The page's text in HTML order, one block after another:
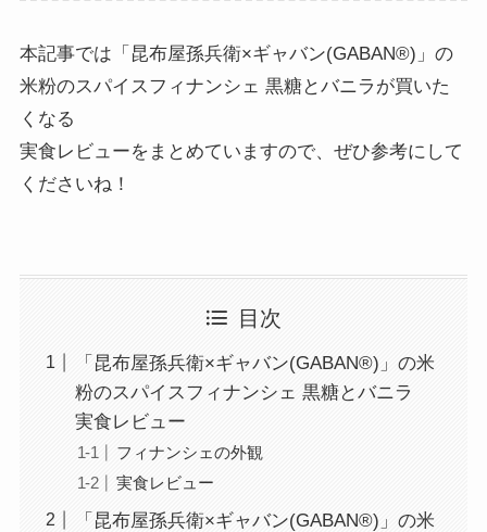
本記事では「昆布屋孫兵衛×ギャバン(GABAN®)」の
米粉のスパイスフィナンシェ 黒糖とバニラが買いた
くなる
実食レビューをまとめていますので、ぜひ参考にして
くださいね！
目次
「昆布屋孫兵衛×ギャバン(GABAN®)」の米
粉のスパイスフィナンシェ 黒糖とバニラ
実食レビュー
フィナンシェの外観
実食レビュー
「昆布屋孫兵衛×ギャバン(GABAN®)」の米